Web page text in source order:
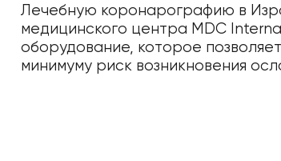
Лечебную коронарографию в
медицинского центра MDC
оборудование, которое
минимуму риск возникновения